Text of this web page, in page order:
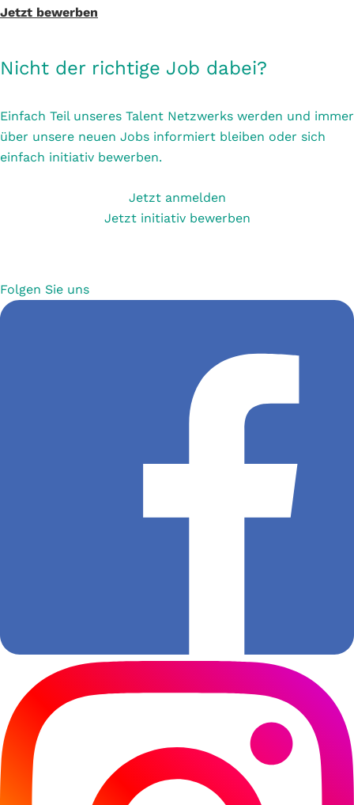
Jetzt bewerben
Nicht der richtige Job dabei?
Einfach Teil unseres Talent Netzwerks werden und immer
über unsere neuen Jobs informiert bleiben oder sich
einfach initiativ bewerben.
Jetzt anmelden
Jetzt initiativ bewerben
Folgen Sie uns